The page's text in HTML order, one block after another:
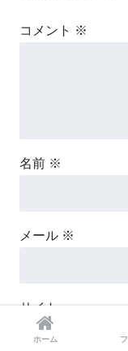
コメント ※
名前 ※
メール ※
サイト
ホーム